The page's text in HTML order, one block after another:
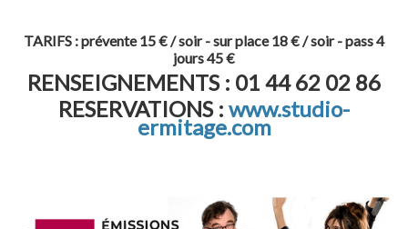
TARIFS : prévente 15 € / soir - sur place 18 € / soir - pass 4
jours 45 €
RENSEIGNEMENTS : 01 44 62 02 86
RESERVATIONS : www.studio-
ermitage.com